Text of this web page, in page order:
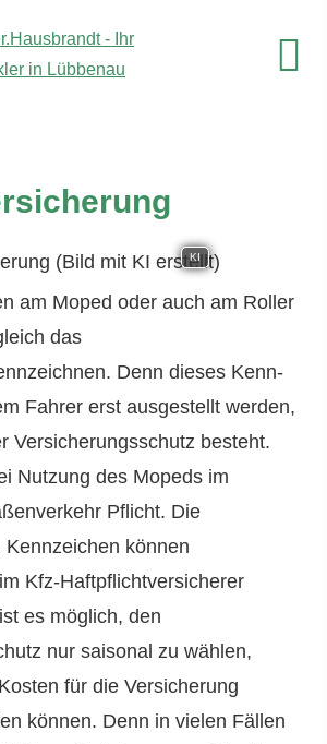
KI
am Moped oder auch am Roller
das
Denn dieses Kenn­
Fahrer erst ausgestellt werden,
Versicherungsschutz besteht.
Nutzung des Mopeds im
Pflicht. Die
können
Kfz-Haft­pflichtversicherer
es möglich, den
nur saisonal zu wählen,
für die Versicherung
können. Denn in vielen Fällen